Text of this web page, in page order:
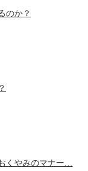
のか？
くやみのマナー…